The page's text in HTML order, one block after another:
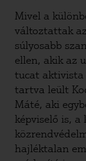
Mivel a
változtattak
súlyosabb
ellen, akik az
tucat aktivista
tartva leült
Máté, aki
képviselő is,
hajléktalan